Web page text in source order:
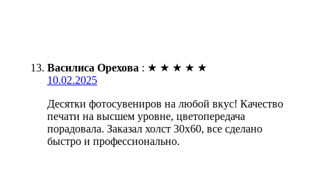
Василиса Орехова : ★ ★ ★ ★ ★
10.02.2025
Десятки фотосувениров на любой вкус! Качество
печати на высшем уровне, цветопередача
порадовала. Заказал холст 30х60, все сделано
быстро и профессионально.